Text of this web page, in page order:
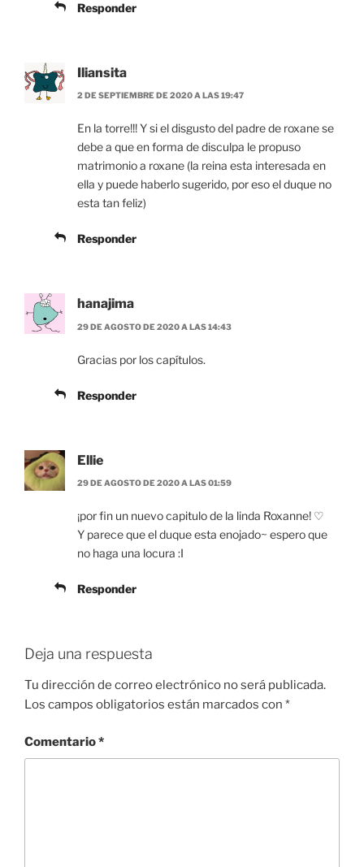
Responder
Iliansita
2 DE SEPTIEMBRE DE 2020 A LAS 19:47
En la torre!!! Y si el disgusto del padre de roxane se
debe a que en forma de disculpa le propuso
matrimonio a roxane (la reina esta interesada en
ella y puede haberlo sugerido, por eso el duque no
esta tan feliz)
Responder
hanajima
29 DE AGOSTO DE 2020 A LAS 14:43
Gracias por los capítulos.
Responder
Ellie
29 DE AGOSTO DE 2020 A LAS 01:59
¡por fin un nuevo capitulo de la linda Roxanne! ♡
Y parece que el duque esta enojado~ espero que
no haga una locura :I
Responder
Deja una respuesta
Tu dirección de correo electrónico no será publicada.
Los campos obligatorios están marcados con *
Comentario*